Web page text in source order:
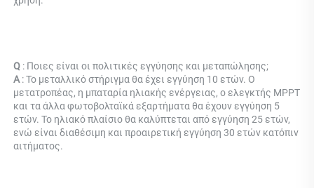
Q : Ποιες είναι οι πολιτικές εγγύησης και μεταπώλησης;
Α : Το μεταλλικό στήριγμα θα έχει εγγύηση 10 ετών. Ο
μετατροπέας, η μπαταρία ηλιακής ενέργειας, ο ελεγκτής MPPT
και τα άλλα φωτοβολταϊκά εξαρτήματα θα έχουν εγγύηση 5
ετών. Το ηλιακό πλαίσιο θα καλύπτεται από εγγύηση 25 ετών,
ενώ είναι διαθέσιμη και προαιρετική εγγύηση 30 ετών κατόπιν
αιτήματος.